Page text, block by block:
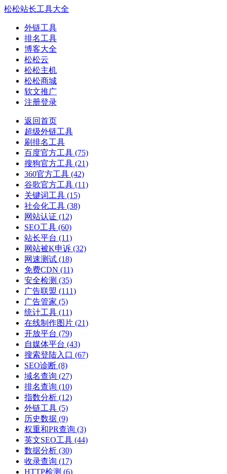
松松站长工具大全
外链工具
排名工具
博客大全
松松云
松松主机
松松商城
软文推广
注册登录
返回首页
超级外链工具
刷排名工具
百度官方工具 (75)
搜狗官方工具 (21)
360官方工具 (42)
谷歌官方工具 (11)
关键词工具 (15)
社会化工具 (38)
网站认证 (12)
SEO工具 (60)
站长平台 (11)
网站被K申诉 (32)
网速测试 (18)
免费CDN (11)
安全检测 (35)
广告联盟 (111)
广告管家 (5)
统计工具 (11)
在线制作图片 (21)
开放平台 (79)
自媒体平台 (43)
搜索登陆入口 (67)
SEO诊断 (8)
域名查询 (27)
排名查询 (10)
指数分析 (12)
外链工具 (5)
历史数据 (9)
权重和PR查询 (3)
英文SEO工具 (44)
数据分析 (30)
收录查询 (17)
HTTP检测 (6)